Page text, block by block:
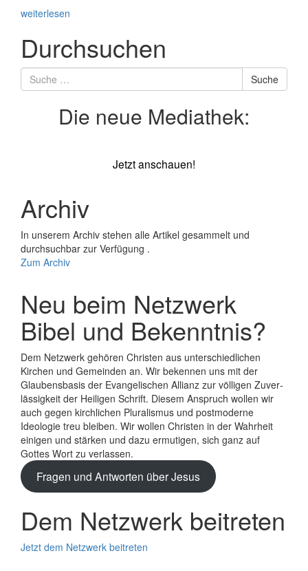
weiterlesen
Durchsuchen
Suche
nach
Suche
Die neue Mediathek:
Jetzt anschauen!
Archiv
In unserem Archiv stehen alle Artikel gesammelt und
durchsuchbar zur Verfügung .
Zum Archiv
Neu beim Netzwerk
Bibel und Bekenntnis?
Dem Netzwerk gehören Christen aus unterschiedlichen
Kirchen und Gemeinden an. Wir bekennen uns mit der
Glaubens­basis der Evange­lischen Allianz zur völligen Zuver­
lässigkeit der Heiligen Schrift. Diesem Anspruch wollen wir
auch gegen kirchlichen Plura­lismus und post­moderne
Ideologie treu bleiben. Wir wollen Christen in der Wahrheit
einigen und stärken und dazu ermutigen, sich ganz auf
Gottes Wort zu verlassen.
Fragen und Antworten über Jesus
Dem Netzwerk beitreten
Jetzt dem Netzwerk beitreten